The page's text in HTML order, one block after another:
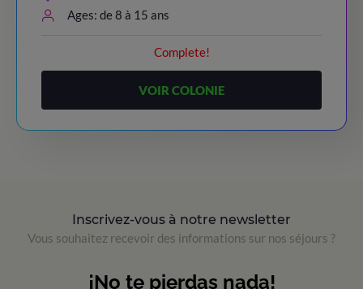
Ages: de 8 à 15 ans
Complete!
VOIR COLONIE
Inscrivez-vous à notre newsletter
Vous souhaitez recevoir des informations sur nos séjours ?